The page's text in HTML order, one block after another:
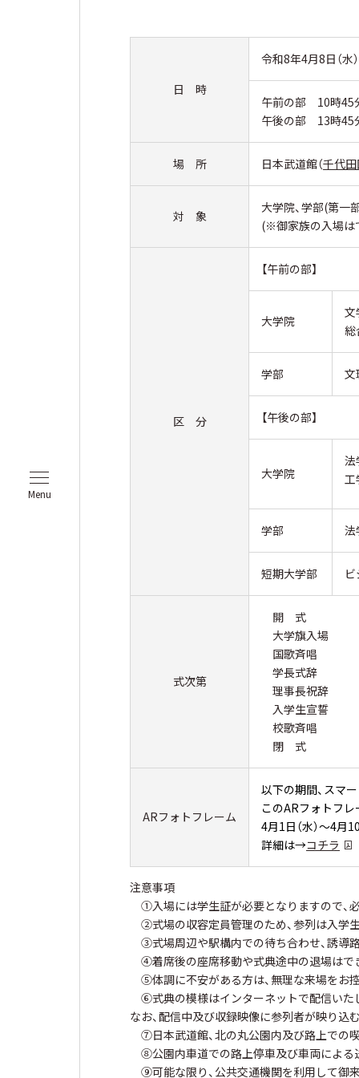
Menu
日 時
令和8年4月8日（水）
午前の部 10時45
午後の部 13時45
場 所 日本武道館（千代
対 象
大学院、学部(第一
(※御家族の入場は
区 分
【午前の部】
大学院
総
学部
【午後の部】
大学院
学部
短期大学部
式次第
開 式
大学旗入場
国歌斉唱
学長式辞
理事長祝辞
入学生宣誓
校歌斉唱
閉 式
ARフォトフレーム
以下の期間、スマ
このARフォトフレ
4月1日（水）～4月
詳細は→コチラ
注意事項
①入場には学生証が必要となりますので、
②式場の収容定員管理のため、参列は入学
③式場周辺や駅構内での待ち合わせ、誘導
④着席後の座席移動や式典途中の退場はで
⑤体調に不安がある方は、無理な来場をお
⑥式典の模様はインターネットで配信いた
なお、配信中及び収録映像に参列者が映り込
⑦日本武道館、北の丸公園内及び路上での
⑧公園内車道での路上停車及び車両による
⑨可能な限り、公共交通機関を利用して御